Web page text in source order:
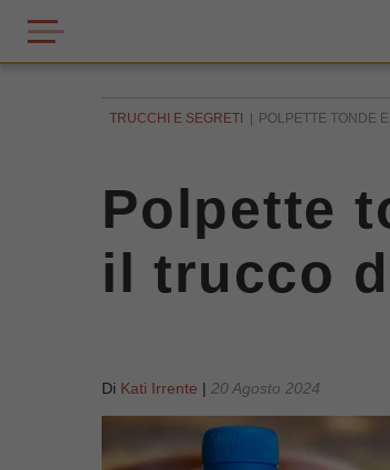
TRUCCHI E SEGRETI POLPETTE TONDE
Polpette
il trucco
Di Kati Irrente | 20 Agosto 2024